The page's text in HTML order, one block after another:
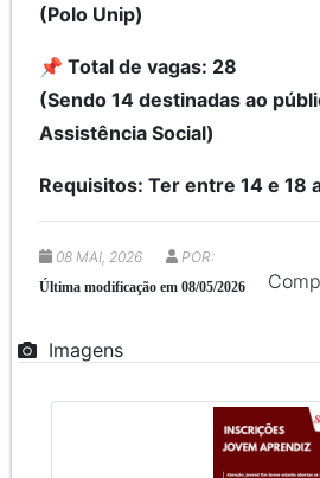
(Polo Unip)
📌 Total de vagas: 28
(Sendo 14 destinadas ao
Assistência Social)
Requisitos: Ter entre 14 e 18
08 MAI, 2026 POR:
Última modificação em 08/05/2026
Imagens